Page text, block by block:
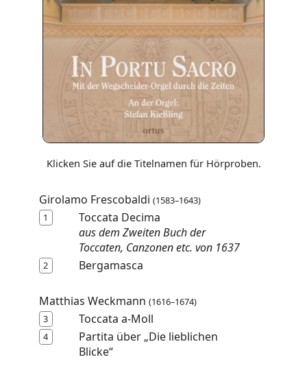
Klicken Sie auf die Titelnamen für Hörproben.
Girolamo Frescobaldi (1583–1643)
1
Toccata Decima
aus dem Zweiten Buch der
Toccaten, Canzonen etc. von 1637
2 Bergamasca
Matthias Weckmann (1616–1674)
3
Toccata a-Moll
4
Partita über „Die lieblichen
Blicke“